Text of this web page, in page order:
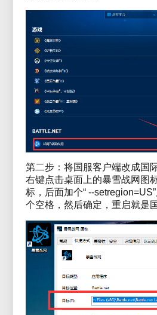
第二步：将国服客户端改成国
右键点击桌面上的暴雪战网图
标，后面加个“ --
个空格，然后确定，重启就是